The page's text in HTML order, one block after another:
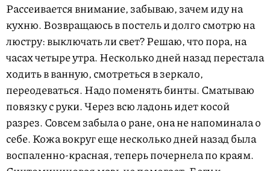
Рассеивается внимание, забываю, зачем иду на
кухню. Возвращаюсь в постель и долго смотрю на
люстру: выключать ли свет? Решаю, что пора, на
часах четыре утра. Несколько дней назад перестала
ходить в ванную, смотреться в зеркало,
переодеваться. Надо поменять бинты. Сматываю
повязку с руки. Через всю ладонь идет косой
разрез. Совсем забыла о ране, она не напоминала о
себе. Кожа вокруг еще несколько дней назад была
воспаленно-красная, теперь почернела по краям.